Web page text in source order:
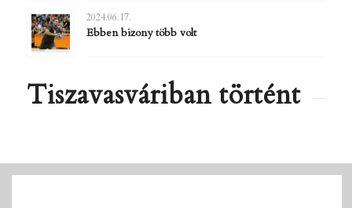
2024.06.17.
Ebben bizony több volt
Tiszavasváriban történt